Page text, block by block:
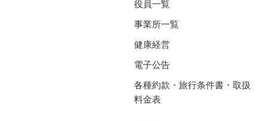
役員一覧
事業所一覧
健康経営
電子公告
各種約款・旅行条件書・取扱
料金表